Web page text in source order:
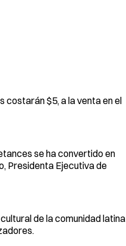
costarán $5, a la venta en el
se ha convertido en
Presidenta Ejecutiva de
de la comunidad latina